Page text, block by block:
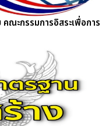
ณะกรรมการอิสระเพื่อการ